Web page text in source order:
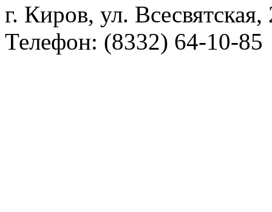
г. Киров, ул. Всесвятская,
Телефон: (8332) 64-10-85